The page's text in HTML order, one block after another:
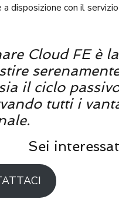
a disposizione con il
Cloud FE è
il ciclo
tutti i
Sei